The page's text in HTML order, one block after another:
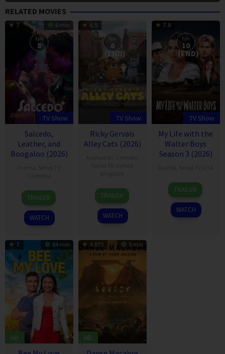
RELATED MOVIES
7 6 min
Eps:
8
TV Show
Salcedo,
Leather, and
Boogaloo (2026)
8
Jul
2026
TRAILER
WATCH
6.9
Eps:
6
(END)
TV Show
Ricky Gervais
Alley Cats (2026)
7
Aug
2026
Ricky
Gervais
TRAILER
WATCH
7.8
Eps:
10
(END)
TV Show
My Life with the
Walter Boys
Season 3 (2026)
7
Dec
2023
Melanie
Halsall
TRAILER
WATCH
7 84 min
HD
4.875 5 min
HD